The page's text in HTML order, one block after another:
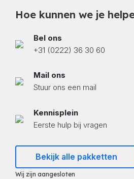
Hoe kunnen we je
Bel ons
+31 (0222) 36 30 60
Mail ons
Stuur ons een mail
Kennisplein
Eerste hulp bij vragen
Bekijk alle pakketten
Wij zijn aangesloten